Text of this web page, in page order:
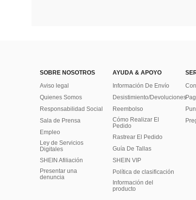
SOBRE NOSOTROS
Aviso legal
Quienes Somos
Responsabilidad Social
Sala de Prensa
Empleo
Ley de Servicios
Digitales
SHEIN Afiliación
Presentar una
denuncia
AYUDA & APOYO
Información De Envío
Desistimiento/Devoluciones
Reembolso
Cómo Realizar El
Pedido
Rastrear El Pedido
Guía De Tallas
SHEIN VIP
Política de clasificación
​Información del
producto